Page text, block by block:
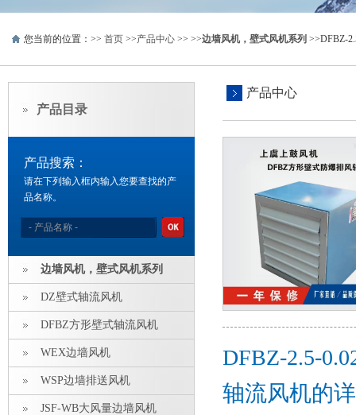
您当前的位置：>> 首页 >>产品中心 >> >>边墙风机，壁式风机系列 >>DFBZ-
产品目录
产品搜索：
请在下列输入框内输入您要查找的产
品名称。
边墙风机，壁式风机系列
DZ壁式轴流风机
DFBZ方形壁式轴流风机
WEX边墙风机
WSP边墙排送风机
JSF-WB大风量边墙风机
产品中心
DFBZ-2.5-
轴流风机的